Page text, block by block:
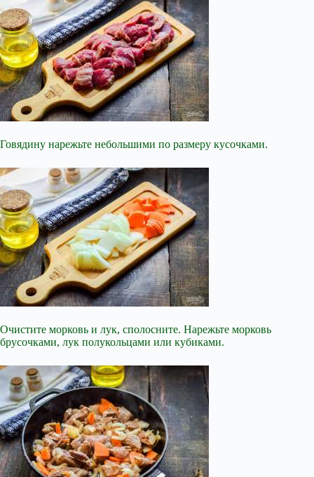
Говядину нарежьте небольшими по размеру кусочками.
Очистите морковь и лук, сполосните. Нарежьте морковь
брусочками, лук полукольцами или кубиками.